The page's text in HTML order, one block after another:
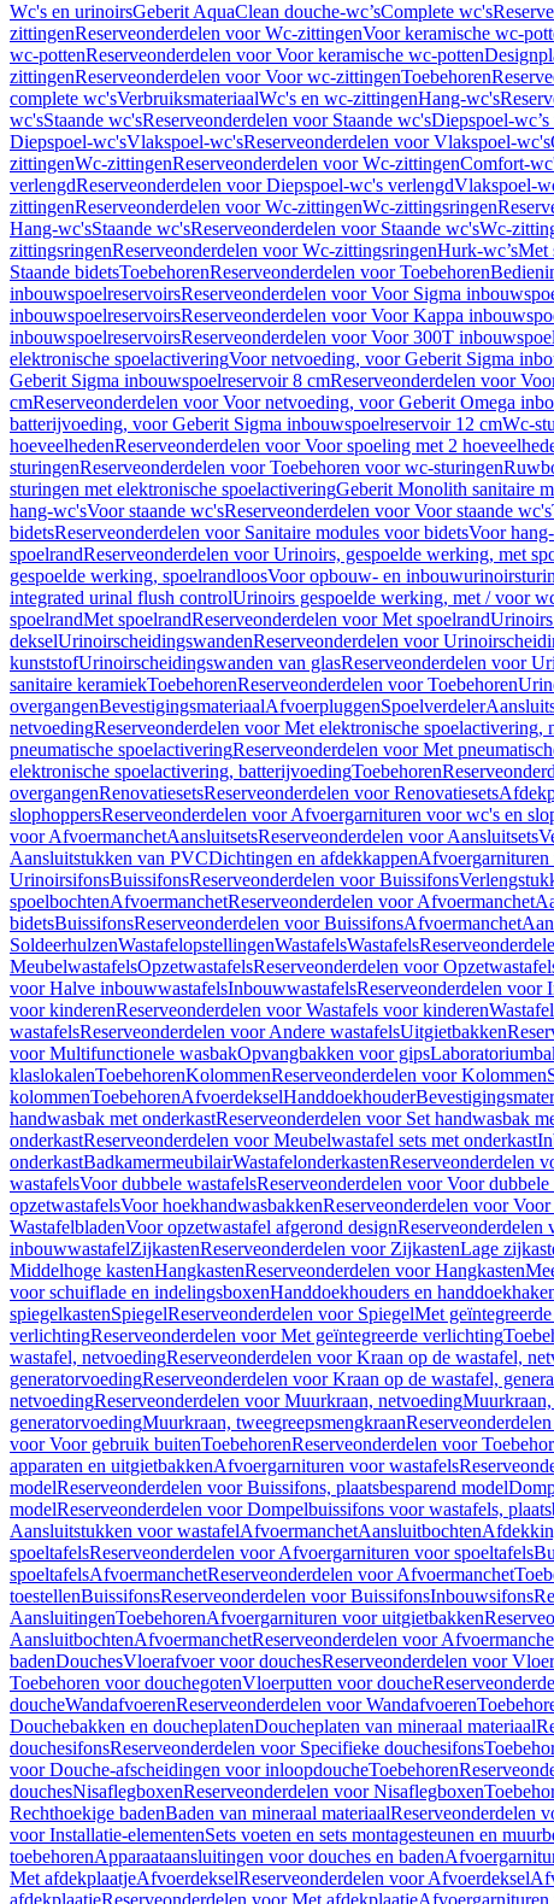
Wc's en urinoirsGeberit AquaClean douche-wc’sComplete wc's
zittingenReserveonderdelen voor Wc-zittingenVoor keramische wc-
wc-pottenReserveonderdelen voor Voor keramische wc-potten
zittingenReserveonderdelen voor Voor wc-zittingenToebehoren
complete wc'sVerbruiksmateriaalWc's en wc-zittingenHang-wc's
wc'sStaande wc'sReserveonderdelen voor Staande wc'sDiepspoel-
Diepspoel-wc'sVlakspoel-wc'sReserveonderdelen voor Vlakspoel-wc's
zittingenWc-zittingenReserveonderdelen voor Wc-zittingenComfort-
verlengdReserveonderdelen voor Diepspoel-wc's verlengdVlakspoel-
zittingenReserveonderdelen voor Wc-zittingenWc-zittingsringen
Hang-wc'sStaande wc'sReserveonderdelen voor Staande wc'sWc-
zittingsringenReserveonderdelen voor Wc-zittingsringenHurk-wc’sMet
Staande bidetsToebehorenReserveonderdelen voor Toebehoren
inbouwspoelreservoirsReserveonderdelen voor Voor Sigma
inbouwspoelreservoirsReserveonderdelen voor Voor Kappa
inbouwspoelreservoirsReserveonderdelen voor Voor 300T
elektronische spoelactiveringVoor netvoeding, voor Geberit Sigma
Geberit Sigma inbouwspoelreservoir 8 cmReserveonderdelen voor
cmReserveonderdelen voor Voor netvoeding, voor Geberit Omega
batterijvoeding, voor Geberit Sigma inbouwspoelreservoir 12 cmWc-
hoeveelhedenReserveonderdelen voor Voor spoeling met 2
sturingenReserveonderdelen voor Toebehoren voor wc-sturingen
sturingen met elektronische spoelactiveringGeberit Monolith sanitaire
hang-wc'sVoor staande wc'sReserveonderdelen voor Voor staande wc's
bidetsReserveonderdelen voor Sanitaire modules voor bidetsVoor
spoelrandReserveonderdelen voor Urinoirs, gespoelde werking, met
gespoelde werking, spoelrandloosVoor opbouw- en
integrated urinal flush controlUrinoirs gespoelde werking, met / voor
spoelrandMet spoelrandReserveonderdelen voor Met spoelrand
dekselUrinoirscheidingswandenReserveonderdelen voor
kunststofUrinoirscheidingswanden van glasReserveonderdelen voor
sanitaire keramiekToebehorenReserveonderdelen voor Toebehoren
overgangenBevestigingsmateriaalAfvoerpluggenSpoelverdeler
netvoedingReserveonderdelen voor Met elektronische spoelactivering,
pneumatische spoelactiveringReserveonderdelen voor Met
elektronische spoelactivering, batterijvoedingToebehoren
overgangenRenovatiesetsReserveonderdelen voor Renovatiesets
slophoppersReserveonderdelen voor Afvoergarnituren voor wc's en
voor AfvoermanchetAansluitsetsReserveonderdelen voor Aansluitsets
Aansluitstukken van PVCDichtingen en afdekkappen
UrinoirsifonsBuissifonsReserveonderdelen voor Buissifons
spoelbochtenAfvoermanchetReserveonderdelen voor Afvoermanchet
bidetsBuissifonsReserveonderdelen voor BuissifonsAfvoermanchet
SoldeerhulzenWastafelopstellingenWastafelsWastafels
MeubelwastafelsOpzetwastafelsReserveonderdelen voor
voor Halve inbouwwastafelsInbouwwastafelsReserveonderdelen voor
voor kinderenReserveonderdelen voor Wastafels voor kinderen
wastafelsReserveonderdelen voor Andere wastafelsUitgietbakken
voor Multifunctionele wasbakOpvangbakken voor gips
klaslokalenToebehorenKolommenReserveonderdelen voor Kolommen
kolommenToebehorenAfvoerdekselHanddoekhouder
handwasbak met onderkastReserveonderdelen voor Set handwasbak
onderkastReserveonderdelen voor Meubelwastafel sets met onderkast
onderkastBadkamermeubilairWastafelonderkastenReserveonderdelen
wastafelsVoor dubbele wastafelsReserveonderdelen voor Voor dubbele
opzetwastafelsVoor hoekhandwasbakkenReserveonderdelen voor
WastafelbladenVoor opzetwastafel afgerond designReserveonderdelen
inbouwwastafelZijkastenReserveonderdelen voor ZijkastenLage
Middelhoge kastenHangkastenReserveonderdelen voor Hangkasten
voor schuiflade en indelingsboxenHanddoekhouders en
spiegelkastenSpiegelReserveonderdelen voor SpiegelMet
verlichtingReserveonderdelen voor Met geïntegreerde verlichting
wastafel, netvoedingReserveonderdelen voor Kraan op de wastafel,
generatorvoedingReserveonderdelen voor Kraan op de wastafel,
netvoedingReserveonderdelen voor Muurkraan, netvoeding
generatorvoedingMuurkraan, tweegreepsmengkraan
voor Voor gebruik buitenToebehorenReserveonderdelen voor
apparaten en uitgietbakkenAfvoergarnituren voor wastafels
modelReserveonderdelen voor Buissifons, plaatsbesparend model
modelReserveonderdelen voor Dompelbuissifons voor wastafels,
Aansluitstukken voor wastafelAfvoermanchetAansluitbochten
spoeltafelsReserveonderdelen voor Afvoergarnituren voor spoeltafels
spoeltafelsAfvoermanchetReserveonderdelen voor Afvoermanchet
toestellenBuissifonsReserveonderdelen voor BuissifonsInbouwsifons
AansluitingenToebehorenAfvoergarnituren voor uitgietbakken
AansluitbochtenAfvoermanchetReserveonderdelen voor
badenDouchesVloerafvoer voor douchesReserveonderdelen voor
Toebehoren voor douchegotenVloerputten voor douche
doucheWandafvoerenReserveonderdelen voor Wandafvoeren
Douchebakken en doucheplatenDoucheplaten van mineraal materiaal
douchesifonsReserveonderdelen voor Specifieke douchesifons
voor Douche-afscheidingen voor inloopdoucheToebehoren
douchesNisaflegboxenReserveonderdelen voor Nisaflegboxen
Rechthoekige badenBaden van mineraal materiaalReserveonderdelen
voor Installatie-elementenSets voeten en sets montagesteunen en
toebehorenApparaataansluitingen voor douches en baden
Met afdekplaatjeAfvoerdekselReserveonderdelen voor Afvoerdeksel
afdekplaatjeReserveonderdelen voor Met afdekplaatjeAfvoergarnituren